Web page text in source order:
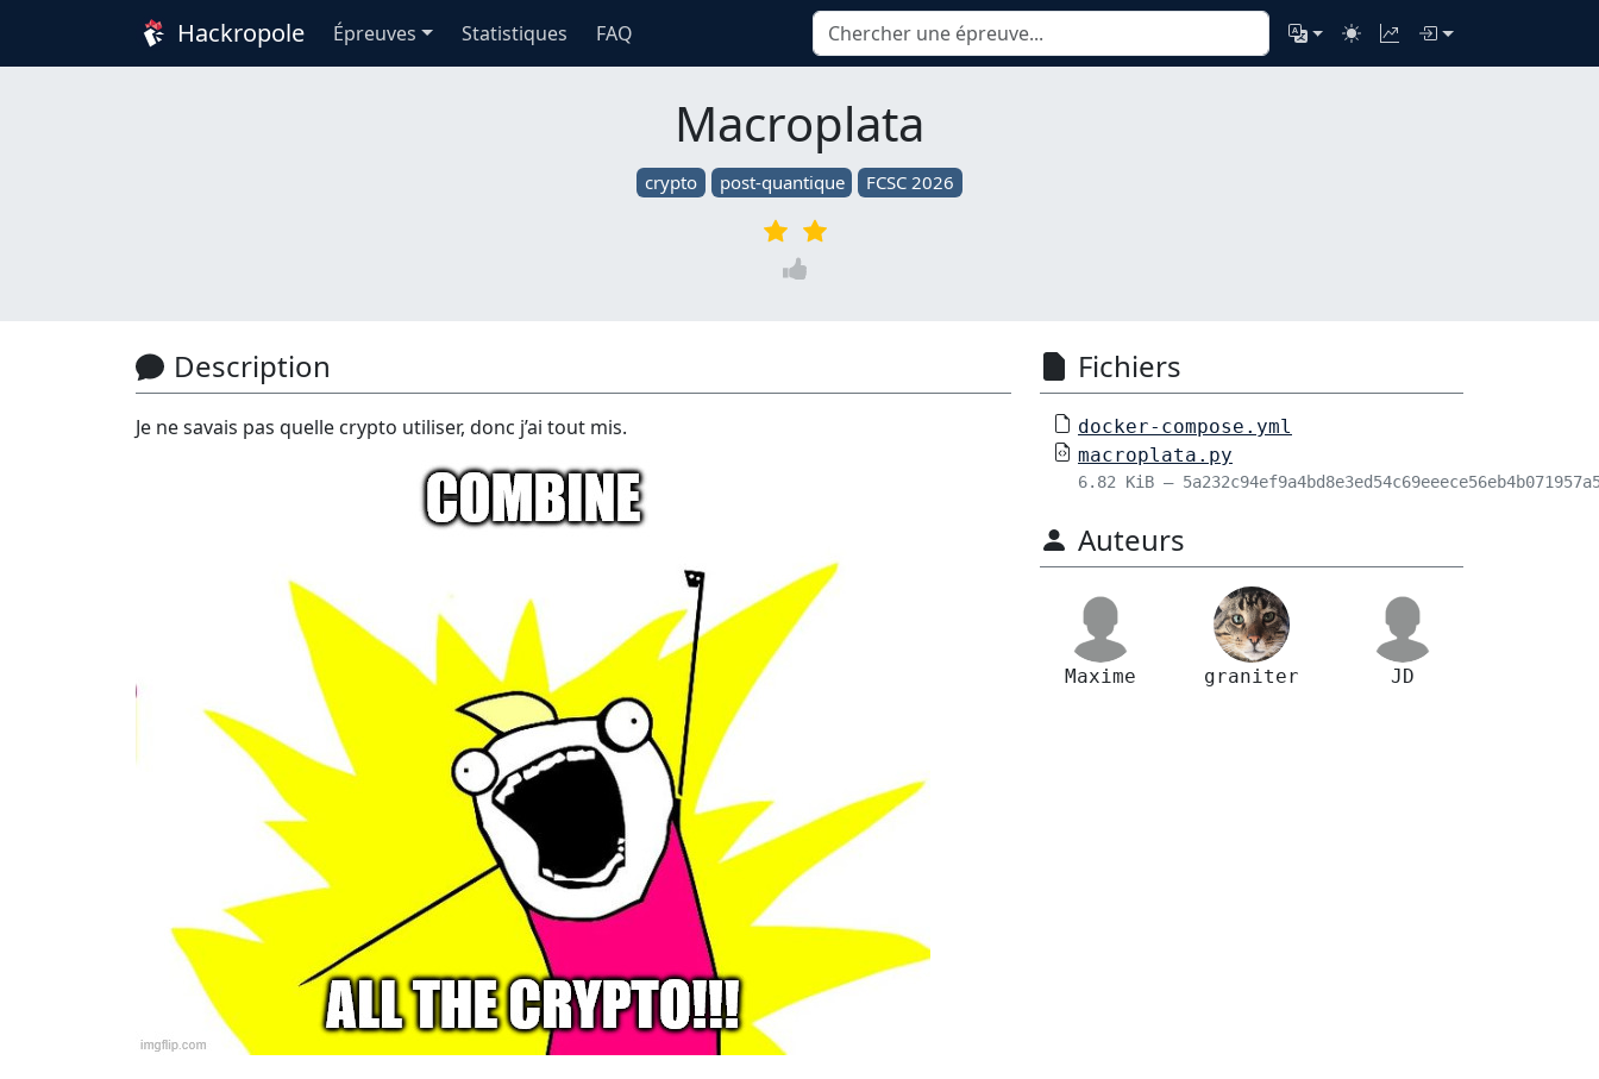
Hackropole Épreuves Statistiques FAQ
Macroplata
crypto post-quantique FCSC 2026
Description
Je ne savais pas quelle crypto utiliser, donc j’ai tout mis.
Fichiers
docker-compose.yml
macroplata.py
6.82 KiB –
Auteurs
Maxime graniter JD